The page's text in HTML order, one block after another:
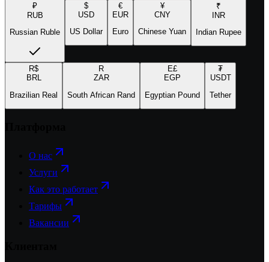
₽
RUB
Russian Ruble
$
USD
US Dollar
€
EUR
Euro
¥
CNY
Chinese Yuan
₹
INR
Indian Rupee
R$
BRL
Brazilian Real
R
ZAR
South African Rand
E£
EGP
Egyptian Pound
₮
USDT
Tether
О нас
Услуги
Как это работает
Тарифы
Вакансии